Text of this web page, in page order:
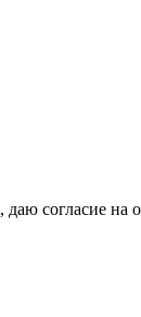
, даю согласие на